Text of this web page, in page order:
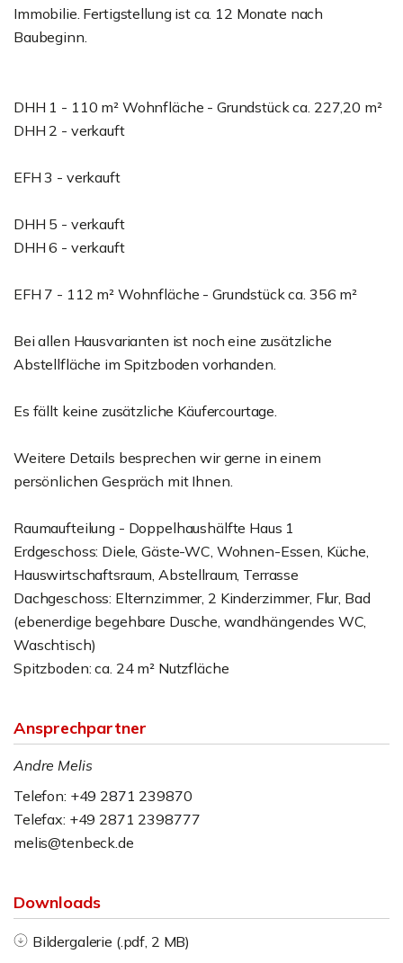
Immobilie. Fertigstellung ist ca. 12 Monate nach
Baubeginn.
DHH 1 - 110 m² Wohnfläche - Grundstück ca. 227,20 m²
DHH 2 - verkauft
EFH 3 - verkauft
DHH 5 - verkauft
DHH 6 - verkauft
EFH 7 - 112 m² Wohnfläche - Grundstück ca. 356 m²
Bei allen Hausvarianten ist noch eine zusätzliche
Abstellfläche im Spitzboden vorhanden.
Es fällt keine zusätzliche Käufercourtage.
Weitere Details besprechen wir gerne in einem
persönlichen Gespräch mit Ihnen.
Raumaufteilung - Doppelhaushälfte Haus 1
Erdgeschoss: Diele, Gäste-WC, Wohnen-Essen, Küche,
Hauswirtschaftsraum, Abstellraum, Terrasse
Dachgeschoss: Elternzimmer, 2 Kinderzimmer, Flur, Bad
(ebenerdige begehbare Dusche, wandhängendes WC,
Waschtisch)
Spitzboden: ca. 24 m² Nutzfläche
Ansprechpartner
Andre Melis
Telefon: +49 2871 239870
Telefax: +49 2871 2398777
melis@tenbeck.de
Downloads
Bildergalerie (.pdf, 2 MB)